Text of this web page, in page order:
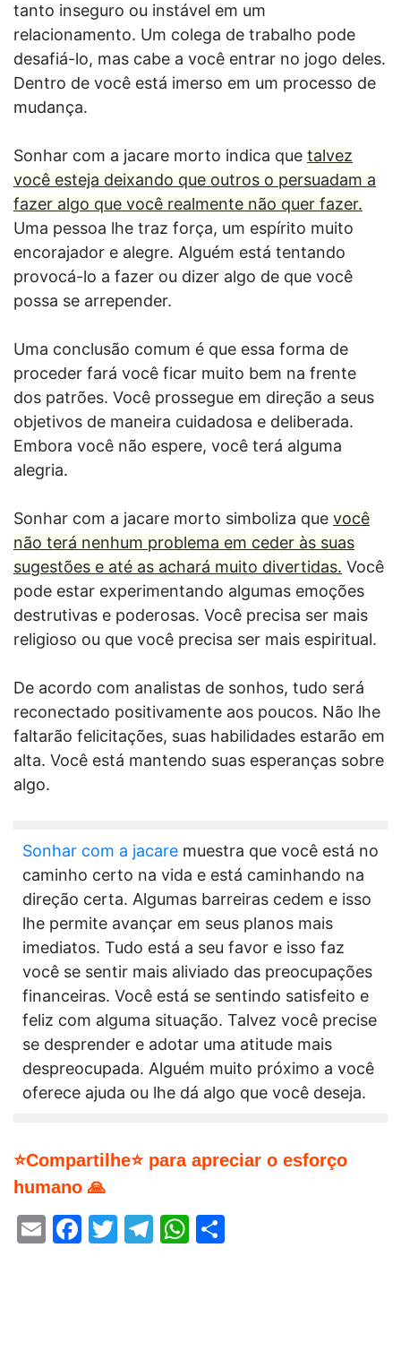
tanto inseguro ou instável em um
relacionamento. Um colega de trabalho pode
desafiá-lo, mas cabe a você entrar no jogo deles.
Dentro de você está imerso em um processo de
mudança.
Sonhar com a jacare morto indica que talvez
você esteja deixando que outros o persuadam a
fazer algo que você realmente não quer fazer.
Uma pessoa lhe traz força, um espírito muito
encorajador e alegre. Alguém está tentando
provocá-lo a fazer ou dizer algo de que você
possa se arrepender.
Uma conclusão comum é que essa forma de
proceder fará você ficar muito bem na frente
dos patrões. Você prossegue em direção a seus
objetivos de maneira cuidadosa e deliberada.
Embora você não espere, você terá alguma
alegria.
Sonhar com a jacare morto simboliza que você
não terá nenhum problema em ceder às suas
sugestões e até as achará muito divertidas. Você
pode estar experimentando algumas emoções
destrutivas e poderosas. Você precisa ser mais
religioso ou que você precisa ser mais espiritual.
De acordo com analistas de sonhos, tudo será
reconectado positivamente aos poucos. Não lhe
faltarão felicitações, suas habilidades estarão em
alta. Você está mantendo suas esperanças sobre
algo.
Sonhar com a jacare muestra que você está no
caminho certo na vida e está caminhando na
direção certa. Algumas barreiras cedem e isso
lhe permite avançar em seus planos mais
imediatos. Tudo está a seu favor e isso faz
você se sentir mais aliviado das preocupações
financeiras. Você está se sentindo satisfeito e
feliz com alguma situação. Talvez você precise
se desprender e adotar uma atitude mais
despreocupada. Alguém muito próximo a você
oferece ajuda ou lhe dá algo que você deseja.
⭐Compartilhe⭐ para apreciar o esforço
humano 🙏
EmailFacebook
Twitter
Telegram
WhatsApp